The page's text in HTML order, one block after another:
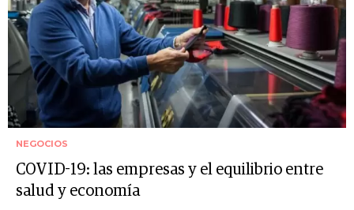
NEGOCIOS
COVID-19: las empresas y el equilibrio entre
salud y economía